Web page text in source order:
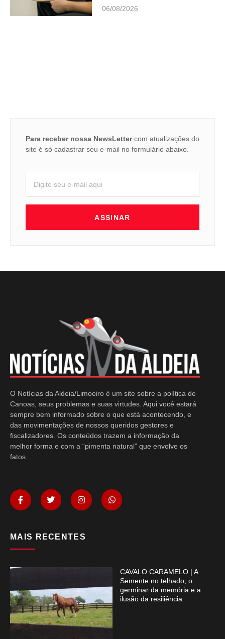
06/08/2026
Para receber nossa NewsLettercom atualizações do
site é só cadastrar seu e-mail no formulário abaixo.
ASSINAR
O Notícias da Aldeia/Limoeiro é um site sobre a política de
Canoas, seus problemas e suas virtudes. Aqui você estará
sempre bem informado sobre o que está acontecendo, e
das movimentações de nossos queridos gestores e
fiscalizadores. Os conteúdos trazem a informação da
melhor forma e com a “pimenta natural” que envolve os
fatos.
MAIS RECENTES
CAVALO CARAMELO | A
Semente no telhado, o
germinar da memória e a
ilusão da resiliência